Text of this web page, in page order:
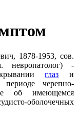
1878-1953, сов.
невропатолог) -
глаз и
черепно-
об имеющемся
оболочечных